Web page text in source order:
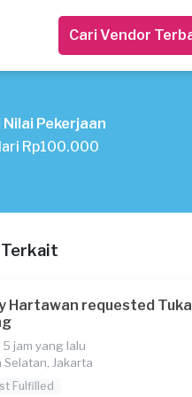
Cari Vendor
Pekerjaan
Rp100.000
Hartawan requested
jam yang lalu
Selatan, Jakarta
Fulfilled